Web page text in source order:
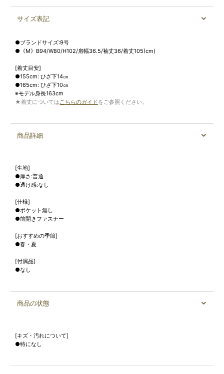
サイズ表記
●ブランドサイズ:9号
●《M》B94/W80/H102/肩幅36.5/袖丈36/着丈105(cm)
[着丈目安]
●155cm: ひざ下14㎝
●165cm: ひざ下10㎝
※モデル身長163cm
★着丈については こちらのガイドをご参照ください。
商品詳細
[生地]
●厚さ:普通
●透け感:なし
[仕様]
●ポケット無し
●前開きファスナー
[おすすめの季節]
●春・夏
[付属品]
●なし
商品の状態
[キズ・汚れについて]
●特になし